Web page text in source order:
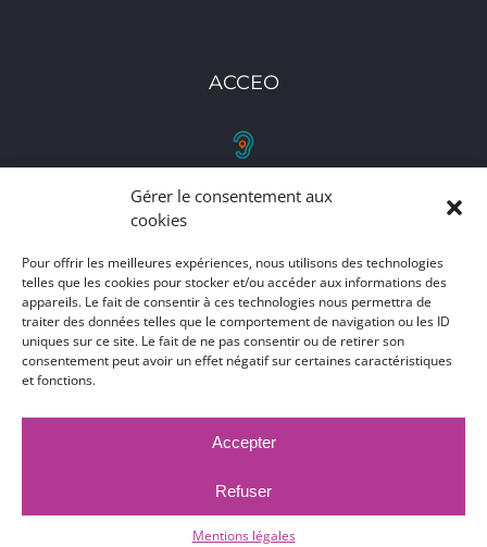
Gérer le consentement aux
cookies
Pour offrir les meilleures expériences, nous utilisons des technologies
telles que les cookies pour stocker et/ou accéder aux informations des
appareils. Le fait de consentir à ces technologies nous permettra de
traiter des données telles que le comportement de navigation ou les ID
uniques sur ce site. Le fait de ne pas consentir ou de retirer son
consentement peut avoir un effet négatif sur certaines caractéristiques
et fonctions.
Accepter
Refuser
Mentions légales
ACCEO
RETROUVEZ-NOUS
Toutes nos adresses, coordonnées et horaires
d'ouverture
CLIQUEZ ICI
PUBLICATIONS LÉGALES
ACCEO